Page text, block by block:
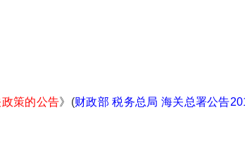
策的公告》(财政部 税务总局 海关总署公告